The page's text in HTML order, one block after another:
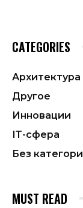
CATEGORIES
Архитектура
Другое
Инновации
ІТ-сфера
Без
MUST READ